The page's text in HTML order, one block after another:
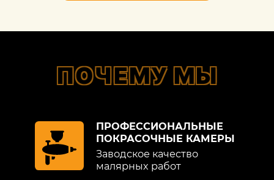
ПОЧЕМУ МЫ
ПРОФЕССИОНАЛЬНЫЕ
ПОКРАСОЧНЫЕ КАМЕРЫ
Заводское качество
малярных работ